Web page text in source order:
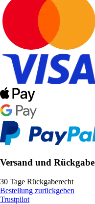
Versand und Rückgabe
30 Tage Rückgaberecht
Bestellung zurückgeben
Trustpilot